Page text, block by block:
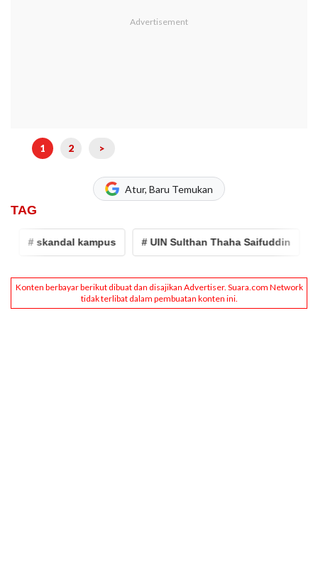
1 2 >
Atur, Baru Temukan
TAG
# skandal kampus # UIN Sulthan Thaha Saifuddin